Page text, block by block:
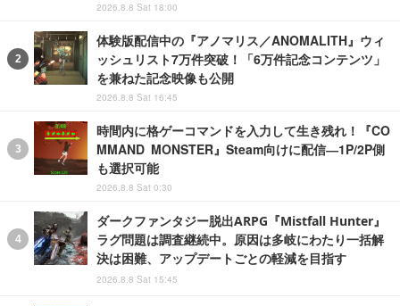
2026.8.8 Sat 18:00
体験版配信中の『アノマリス／ANOMALITH』ウィ
ッシュリスト7万件突破！「6万件記念コンテンツ」
を兼ねた記念映像も公開
2026.8.8 Sat 16:45
時間内に格ゲーコマンドを入力して生き残れ！『CO
MMAND MONSTER』Steam向けに配信―1P/2P側
も選択可能
2026.8.8 Sat 0:30
ダークファンタジー脱出ARPG『Mistfall Hunter』
ラグ問題は調査継続中。原因は多岐にわたり一括解
決は困難、アップデートごとの軽減を目指す
2026.8.8 Sat 15:45